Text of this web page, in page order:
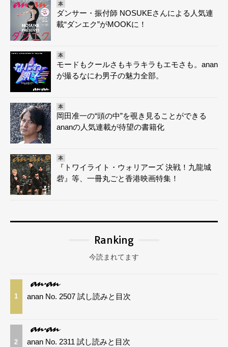
本
ダンサー・振付師 NOSUKEさんによる人気連
載“ダンエク”がMOOKに！
本
モードもクールさもキラキラもエモさも。anan
が撮るなにわ男子の魅力全部。
本
岡田准一の“頭の中”を覗き見ることができる
ananの人気連載が待望の書籍化
本
『トワイライト・ウォリアーズ 決戦！九龍城
砦』等、一冊丸ごと香港映画特集！
Ranking
今読まれてます
1 anan No. 2507 試し読みと目次
2 anan No. 2311 試し読みと目次